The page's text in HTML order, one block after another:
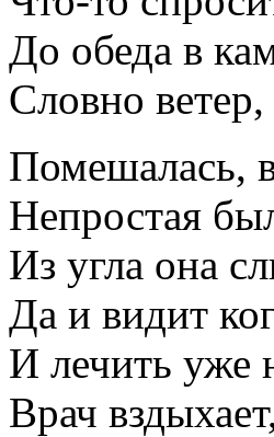
До обеда в
Словно
Помешалась,
Непростая
Из угла она
Да и видит
И лечить уже
Врач